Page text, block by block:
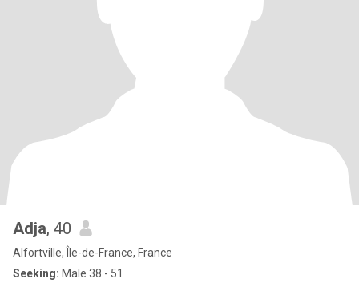
Adja, 40
Alfortville, Île-de-France, France
Seeking: Male 38 - 51